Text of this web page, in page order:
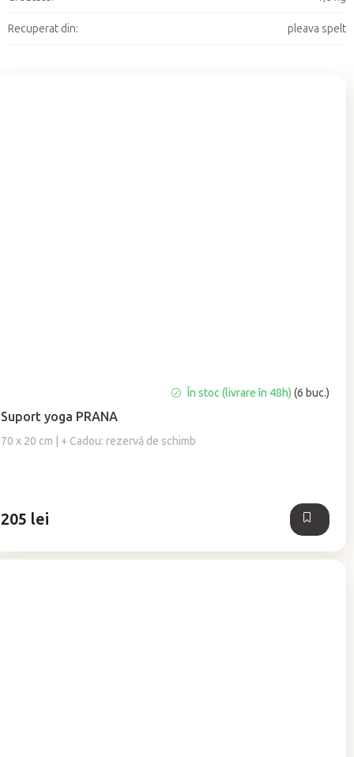
Suport yoga PRANA
70 x 20 cm | + Cadou: rezervă de schimb
a
produsului
stele.
În stoc (livrare în 48h)(6 buc.)
205 lei
Recuperat din: pleava spelt